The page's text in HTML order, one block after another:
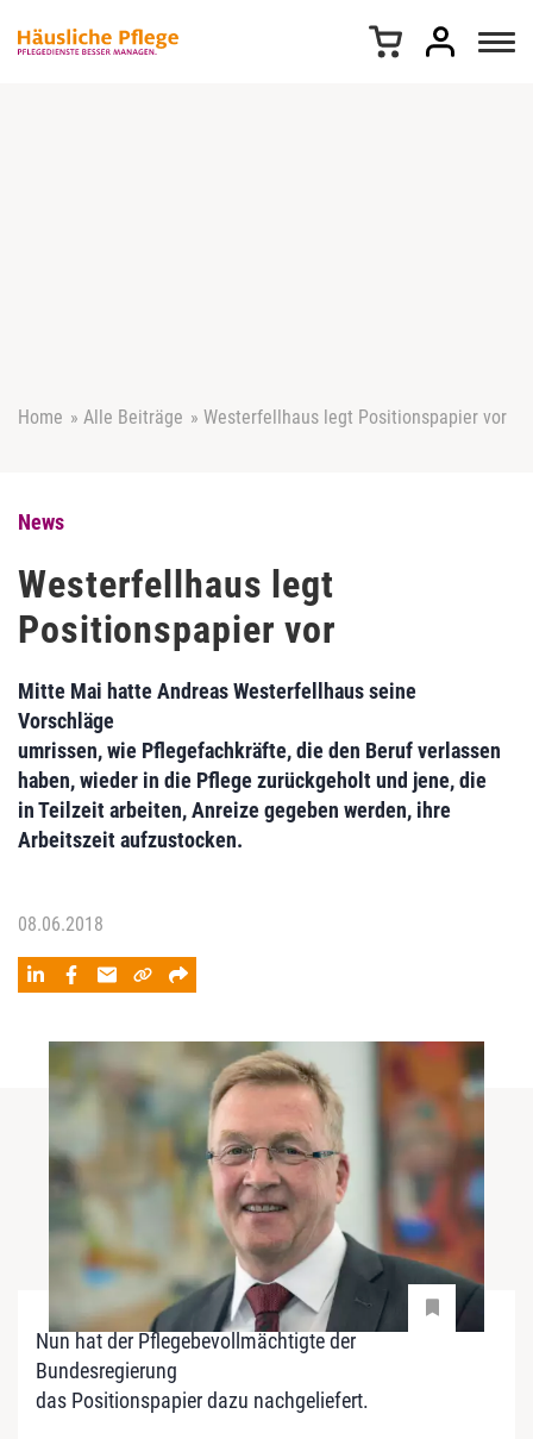
Home » Alle Beiträge » Westerfellhaus legt Positionspapier vor
News
Westerfellhaus legt
Positionspapier vor
Mitte Mai hatte Andreas Westerfellhaus seine
Vorschläge
umrissen, wie Pflegefachkräfte, die den Beruf verlassen
haben, wieder in die Pflege zurückgeholt und jene, die
in Teilzeit arbeiten, Anreize gegeben werden, ihre
Arbeitszeit aufzustocken.
08.06.2018
Nun hat der Pflegebevollmächtigte der
Bundesregierung
das Positionspapier dazu nachgeliefert.